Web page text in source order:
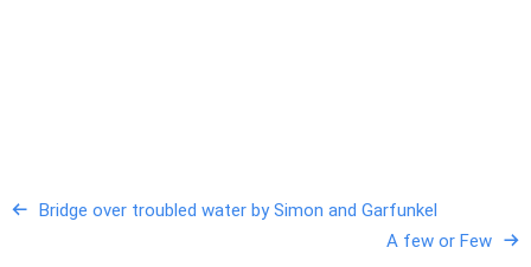
Bridge over troubled water by Simon and Garfunkel
A few or Few